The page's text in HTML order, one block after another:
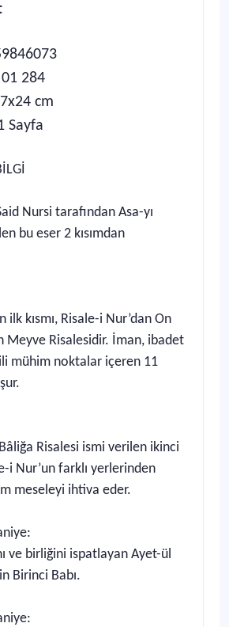
01 284
cm
Sayfa
Nursi tarafından Asa-yı
bu eser 2 kısımdan
ilk kısmı, Risale-i Nur’dan On
Meyve Risalesidir. İman, ibadet
mühim noktalar içeren 11
Risalesi ismi verilen ikinci
i Nur’un farklı yerlerinden
meseleyi ihtiva eder.
ve birliğini ispatlayan Ayet-ül
Birinci Babı.